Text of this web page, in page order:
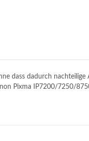
dass dadurch
Pixma IP7200/7250/